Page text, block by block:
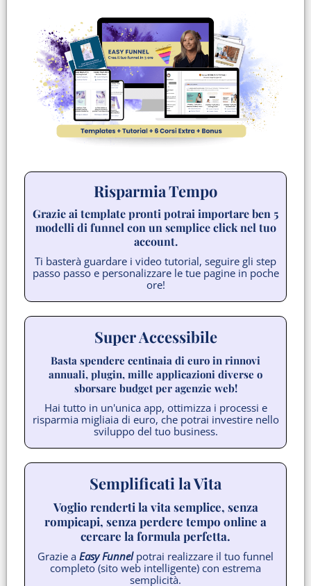
Risparmia Tempo
Grazie ai template pronti potrai importare ben 5
modelli di funnel con un semplice click nel tuo
account.
Ti basterà guardare i video tutorial, seguire gli step
passo passo e personalizzare le tue pagine in poche
ore!
Super Accessibile
Basta spendere centinaia di euro in rinnovi
annuali, plugin, mille applicazioni diverse o
sborsare budget per agenzie web!
Hai tutto in un'unica app, ottimizza i processi e
risparmia migliaia di euro, che potrai investire nello
sviluppo del tuo business.
Semplificati la Vita
Voglio renderti la vita semplice, senza
rompicapi, senza perdere tempo online a
cercare la formula perfetta.
Grazie a Easy Funnel potrai realizzare il tuo funnel
completo (sito web intelligente) con estrema
semplicità.